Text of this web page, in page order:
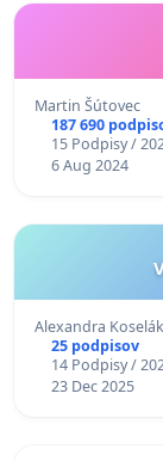
Martin Šútovec
187 690
15 Podpisy /
6 Aug 2024
Alexandra Koselák
25 podpisov
14 Podpisy /
23 Dec 2025